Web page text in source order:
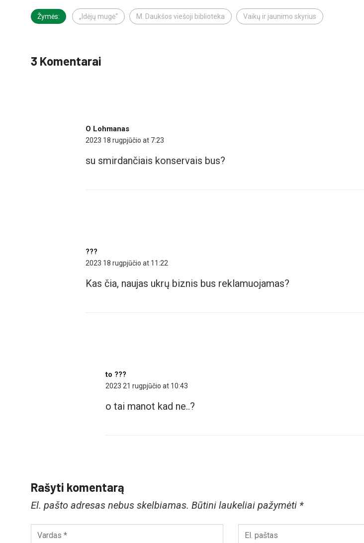
Žymės: „Idėjų mugė“ M. Daukšos viešoji biblioteka Vaikų ir jaunimo skyrius
3 Komentarai
O Lohmanas
2023 18 rugpjūčio at 7:23
su smirdančiais konservais bus?
???
2023 18 rugpjūčio at 11:22
Kas čia, naujas ukrų biznis bus reklamuojamas?
to ???
2023 21 rugpjūčio at 10:43
o tai manot kad ne..?
Rašyti komentarą
El. pašto adresas nebus skelbiamas. Būtini laukeliai pažymėti *